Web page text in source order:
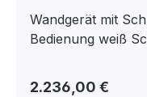
Wandgerät mit
Bedienung weiß
Regulärer Preis:
2.236,00 €